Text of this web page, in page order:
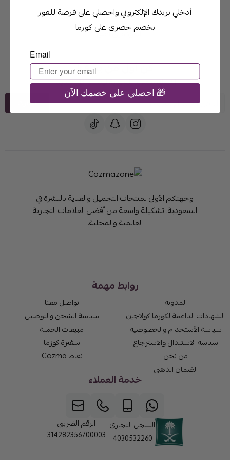
العودة إلى أعلى
كن أول من يعرف!
اشترك بنشرتنا البريدية ليصلك كل جديد.
اشترك
وجهتكم الأولى لمنتجات التجميل والعناية بالبشرة في
السعودية. تشكيلة واسعة من أفضل العلامات التجارية
العالمية والمحلية.
روابط مهمة
المدونة
الشهادات الداعمة لكوزما كولاجين
سياسة الأستخدام والخصوصية
سياسة الاستبدال والاسترجاع
من نحن
الضمان الذهبي
تواصل معنا
سياسة الشحن والتوصيل
مبيعات الجملة
سفيرة كوزما
نقاط Cozma
خدمة العملاء
السجل التجاري
4030532260
الرقم الضريبي
314282356700003
أدخلي بريدك الإلكتروني واحصلي على فرصة للفوز
بخصم حصري على كوزما
Email
احصلي على خصمك الآن 🎁